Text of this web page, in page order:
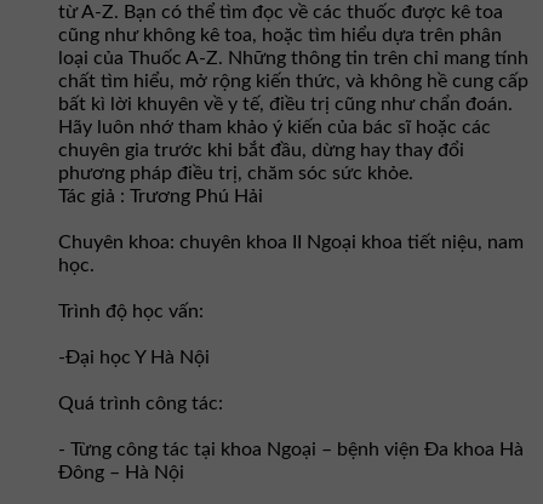
từ A-Z. Bạn có thể tìm đọc về các thuốc được kê toa
cũng như không kê toa, hoặc tìm hiểu dựa trên phân
loại của Thuốc A-Z. Những thông tin trên chỉ mang tính
chất tìm hiểu, mở rộng kiến thức, và không hề cung cấp
bất kì lời khuyên về y tế, điều trị cũng như chẩn đoán.
Hãy luôn nhớ tham khảo ý kiến của bác sĩ hoặc các
chuyên gia trước khi bắt đầu, dừng hay thay đổi
phương pháp điều trị, chăm sóc sức khỏe.
Tác giả : Trương Phú Hải
Chuyên khoa: chuyên khoa II Ngoại khoa tiết niệu, nam
học.
Trình độ học vấn:
-Đại học Y Hà Nội
Quá trình công tác:
- Từng công tác tại khoa Ngoại – bệnh viện Đa khoa Hà
Đông – Hà Nội